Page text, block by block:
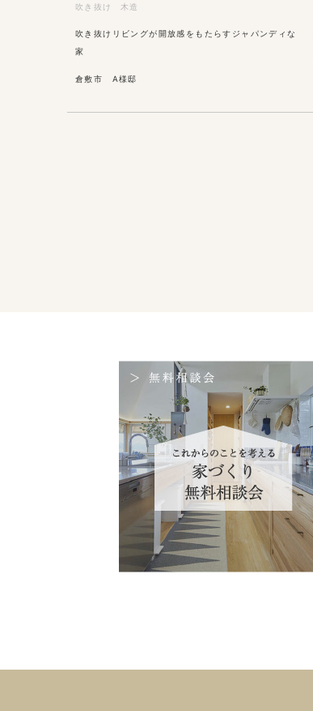
吹き抜け
木造
吹き抜けリビングが開放感をもたらすジャパンディな
家
倉敷市 A様邸